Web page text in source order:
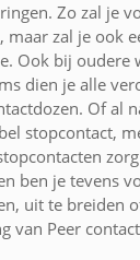
Zo zal je
maar zal je ook
Ook bij oudere
dien je alle
Of al
stopcontact,
ben je tevens
uit te breiden
van Peer